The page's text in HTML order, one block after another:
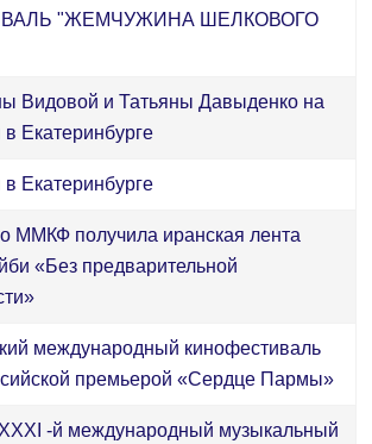
"ЖЕМЧУЖИНА ШЕЛКОВОГО
Видовой и Татьяны Давыденко на
Екатеринбурге
Екатеринбурге
ММКФ получила иранская лента
«Без предварительной
международный кинофестиваль
премьерой «Сердце Пармы»
-й международный музыкальный